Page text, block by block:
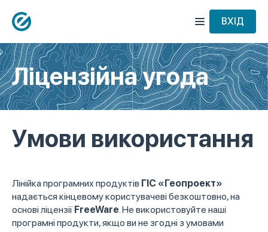
ВХІД
Ліцензійна угода
Умови використання
Лінійка програмних продуктів ГІС «Геопроект»
надається кінцевому користувачеві безкоштовно, на
основі ліцензії FreeWare. Не використовуйте наші
програмні продукти, якщо ви не згодні з умовами